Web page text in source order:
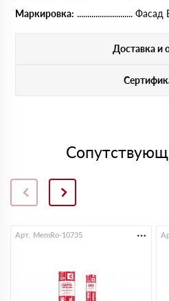
Маркировка:
Фасад
Доставка и
Арт. MemRo-10735